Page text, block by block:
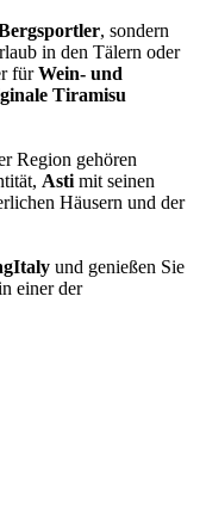
, sondern
in den Tälern oder
fürWein- und
Tiramisu
Region gehören
Asti mit seinen
Häusern und der
und genießen Sie
einer der